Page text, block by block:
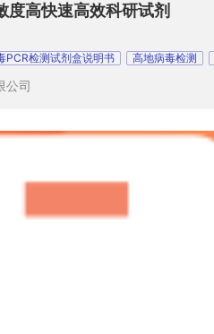
度高快速高效科研试剂
PCR检测试剂盒说明书 高地病毒检测
公司